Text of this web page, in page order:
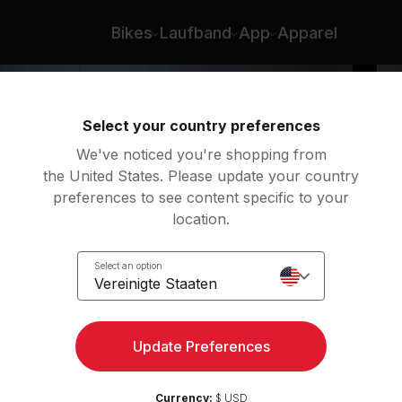
Bikes Laufband App Apparel
Select your country preferences
We've noticed you're shopping from
the United States. Please update your country
preferences to see content specific to your
location.
Select an option
Vereinigte Staaten
Update Preferences
Currency: $ USD